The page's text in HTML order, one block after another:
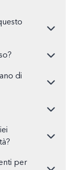
di
per